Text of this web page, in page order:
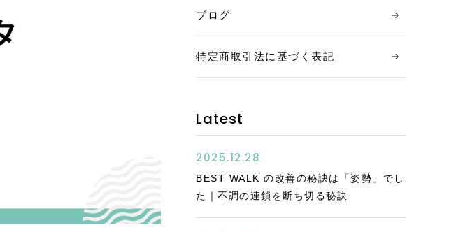
ブログ
特定商取引法に基づく表記
Latest
2025.12.28
BEST WALK の改善の秘訣は「姿勢」でし
た｜不調の連鎖を断ち切る秘訣